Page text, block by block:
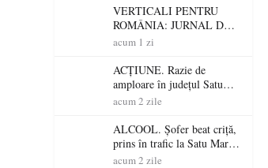
verificate
VERTICALI PENTRU
ROMÂNIA: JURNAL DE
CĂLĂTORIE FIJET
acum 1 zi
ACȚIUNE. Razie de
amploare în județul Satu
Mare! Polițiștii au dat sute
șoferi fără permis într-o
singură zi
acum 2 zile
ALCOOL. Șofer beat criță,
prins în trafic la Satu Mare!
Alcoolemie uriașă
acum 2 zile